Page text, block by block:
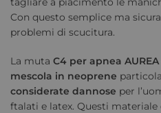
Con questo semplice ma
problemi di scucitura.
La muta C4 per apnea
mescola in neoprene
considerate dannose per
ftalati e latex. Questi